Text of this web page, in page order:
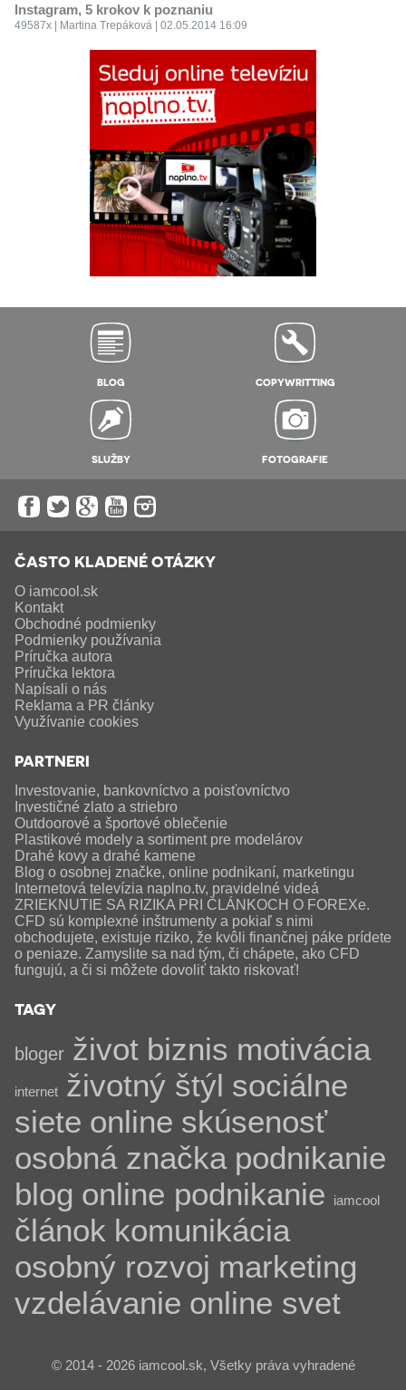
Instagram, 5 krokov k poznaniu
49587x | Martina Trepáková | 02.05.2014 16:09
BLOG COPYWRITTING
SLUŽBY FOTOGRAFIE
ČASTO KLADENÉ OTÁZKY
O iamcool.sk
Kontakt
Obchodné podmienky
Podmienky používania
Príručka autora
Príručka lektora
Napísali o nás
Reklama a PR články
Využívanie cookies
PARTNERI
Investovanie, bankovníctvo a poisťovníctvo
Investičné zlato a striebro
Outdoorové a športové oblečenie
Plastikové modely a sortiment pre modelárov
Drahé kovy a drahé kamene
Blog o osobnej značke, online podnikaní, marketingu
Internetová televízia naplno.tv, pravidelné videá
ZRIEKNUTIE SA RIZIKA PRI ČLÁNKOCH O FOREXe.
CFD sú komplexné inštrumenty a pokiaľ s nimi
obchodujete, existuje riziko, že kvôli finančnej páke prídete
o peniaze. Zamyslite sa nad tým, či chápete, ako CFD
fungujú, a či si môžete dovoliť takto riskovať!
TAGY
bloger život biznis motivácia
internet životný štýl sociálne
siete online skúsenosť
osobná značka podnikanie
blog online podnikanie iamcool
článok komunikácia
osobný rozvoj marketing
vzdelávanie online svet
© 2014 - 2026 iamcool.sk, Všetky práva vyhradené